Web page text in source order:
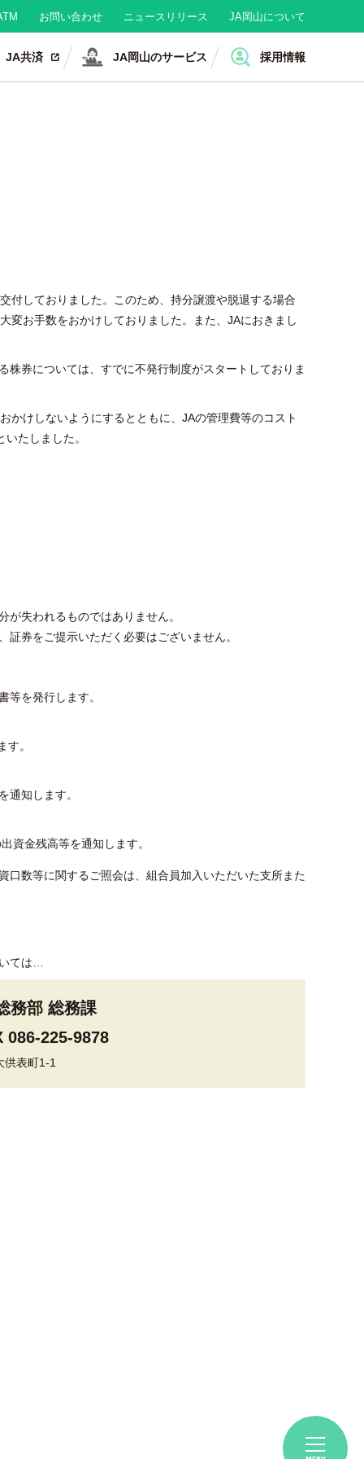
お問い合わせ ニュースリリース JA岡山について
JA共済 JA岡山のサービス 採用情報
付しておりました。このため、持分譲渡や脱退する場合
変お手数をおかけしておりました。また、JAにおきまし
券については、すでに不発行制度がスタートしておりま
かけしないようにするとともに、JAの管理費等のコスト
たしました。
失われるものではありません。
券をご提示いただく必要はございません。
等を発行します。
。
通知します。
資金残高等を通知します。
口数等に関するご照会は、組合員加入いただいた支所また
ては…
務部 総務課
086-225-9878
供表町1-1